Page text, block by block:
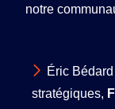
notre
Éric
stratégiques,